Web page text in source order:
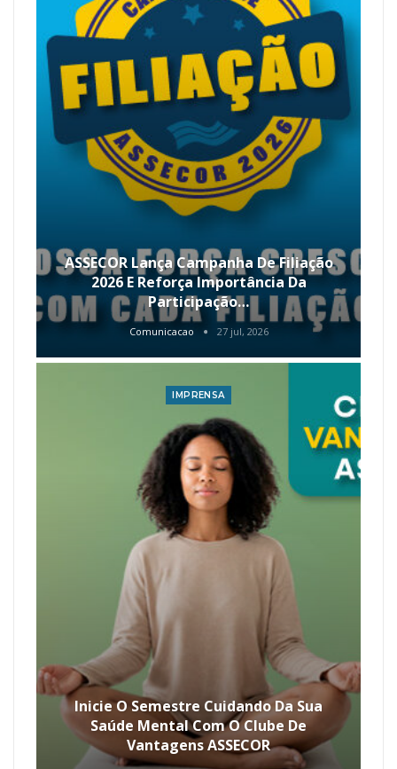
ASSECOR Lança Campanha De Filiação
2026 E Reforça Importância Da
Participação…
Comunicacao 27 jul, 2026
IMPRENSA
Inicie O Semestre Cuidando Da Sua
Saúde Mental Com O Clube De
Vantagens ASSECOR